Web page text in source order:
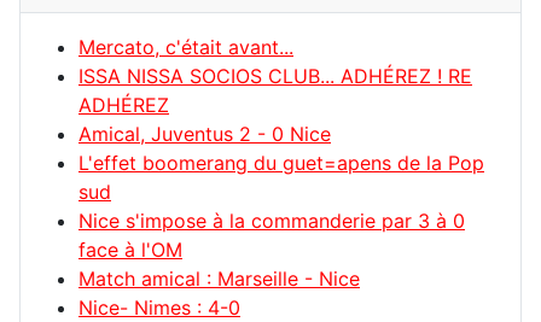
Mercato, c'était avant...
ISSA NISSA SOCIOS CLUB... ADHÉREZ ! RE
ADHÉREZ
Amical, Juventus 2 - 0 Nice
L'effet boomerang du guet=apens de la Pop
sud
Nice s'impose à la commanderie par 3 à 0
face à l'OM
Match amical : Marseille - Nice
Nice- Nimes : 4-0